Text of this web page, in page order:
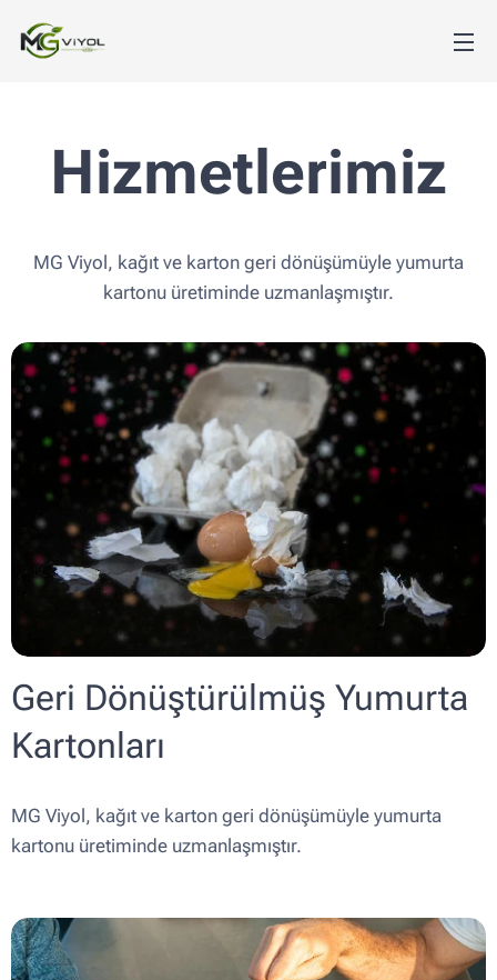
Hizmetlerimiz
MG Viyol, kağıt ve karton geri dönüşümüyle yumurta
kartonu üretiminde uzmanlaşmıştır.
Geri Dönüştürülmüş Yumurta
Kartonları
MG Viyol, kağıt ve karton geri dönüşümüyle yumurta
kartonu üretiminde uzmanlaşmıştır.